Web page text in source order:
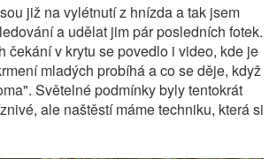
již na vylétnutí z hnízda a tak jsem
a udělat jim pár posledních fotek.
čekání v krytu se povedlo i video, kde je
mladých probíhá a co se děje, když
Světelné podmínky byly tentokrát
ale naštěstí máme techniku, která si